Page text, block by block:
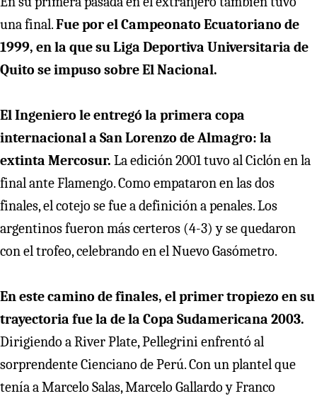
una final.Fue por el Campeonato Ecuatoriano de
1999, en la que su Liga Deportiva Universitaria de
Quito se impuso sobre El Nacional.
El Ingeniero le entregó la primera copa
internacional a San Lorenzo de Almagro: la
extinta Mercosur. La edición 2001 tuvo al Ciclón en la
final ante Flamengo. Como empataron en las dos
finales, el cotejo se fue a definición a penales. Los
argentinos fueron más certeros (4-3) y se quedaron
con el trofeo, celebrando en el Nuevo Gasómetro.
En este camino de finales, el primer tropiezo en su
trayectoria fue la de la Copa Sudamericana 2003.
Dirigiendo a River Plate, Pellegrini enfrentó al
sorprendente Cienciano de Perú. Con un plantel que
tenía a Marcelo Salas, Marcelo Gallardo y Franco